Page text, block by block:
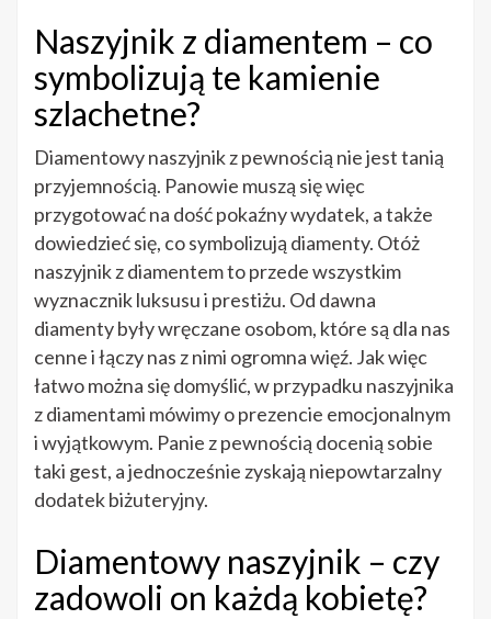
drugiej
połówki?
Naszyjnik z diamentem – co
symbolizują te kamienie
szlachetne?
Diamentowy naszyjnik z pewnością nie jest tanią
przyjemnością. Panowie muszą się więc
przygotować na dość pokaźny wydatek, a także
dowiedzieć się, co symbolizują diamenty. Otóż
naszyjnik z diamentem to przede wszystkim
wyznacznik luksusu i prestiżu. Od dawna
diamenty były wręczane osobom, które są dla nas
cenne i łączy nas z nimi ogromna więź. Jak więc
łatwo można się domyślić, w przypadku naszyjnika
z diamentami mówimy o prezencie emocjonalnym
i wyjątkowym. Panie z pewnością docenią sobie
taki gest, a jednocześnie zyskają niepowtarzalny
dodatek biżuteryjny.
Diamentowy naszyjnik – czy
zadowoli on każdą kobietę?